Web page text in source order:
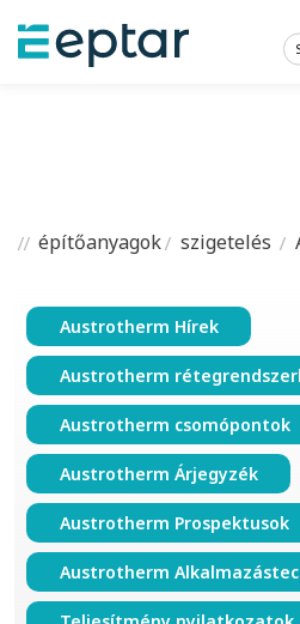
építőanyagok szigetelés
Austrotherm Hírek
Austrotherm
Austrotherm csomópontok
Austrotherm Árjegyzék
Austrotherm Prospektusok
Austrotherm